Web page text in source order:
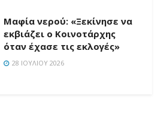
Μαφία νερού: «Ξεκίνησε να
εκβιάζει ο Κοινοτάρχης
όταν έχασε τις εκλογές»
28 ΙΟΥΛΊΟΥ 2026